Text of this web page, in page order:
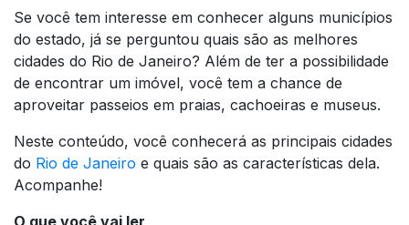
Se você tem interesse em conhecer alguns municípios
do estado, já se perguntou quais são as melhores
cidades do Rio de Janeiro? Além de ter a possibilidade
de encontrar um imóvel, você tem a chance de
aproveitar passeios em praias, cachoeiras e museus.
Neste conteúdo, você conhecerá as principais cidades
do Rio de Janeiro e quais são as características dela.
Acompanhe!
O que você vai ler